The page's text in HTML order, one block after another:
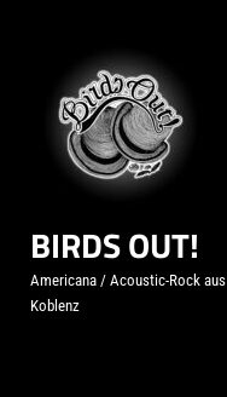
content
BIRDS OUT!
Americana / Acoustic-Rock aus
Koblenz